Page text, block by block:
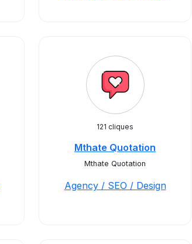
121 cliques
Mthate Quotation
Mthate Quotation
Agency / SEO / Design